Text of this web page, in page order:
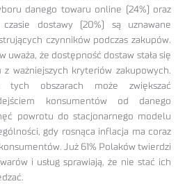
danego towaru online (24%) oraz
dostawy (20%) są uznawane
czynników podczas zakupów.
uważa, że dostępność dostaw stała się
ważniejszych kryteriów zakupowych.
obszarach może zwiększać
konsumentów od danego
powrotu do stacjonarnego modelu
gdy rosnąca inflacja ma coraz
Już 61% Polaków twierdzi
i usług sprawiają, że nie stać ich